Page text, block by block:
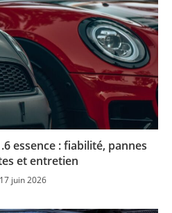
essence : fiabilité, pannes
et entretien
17 juin 2026